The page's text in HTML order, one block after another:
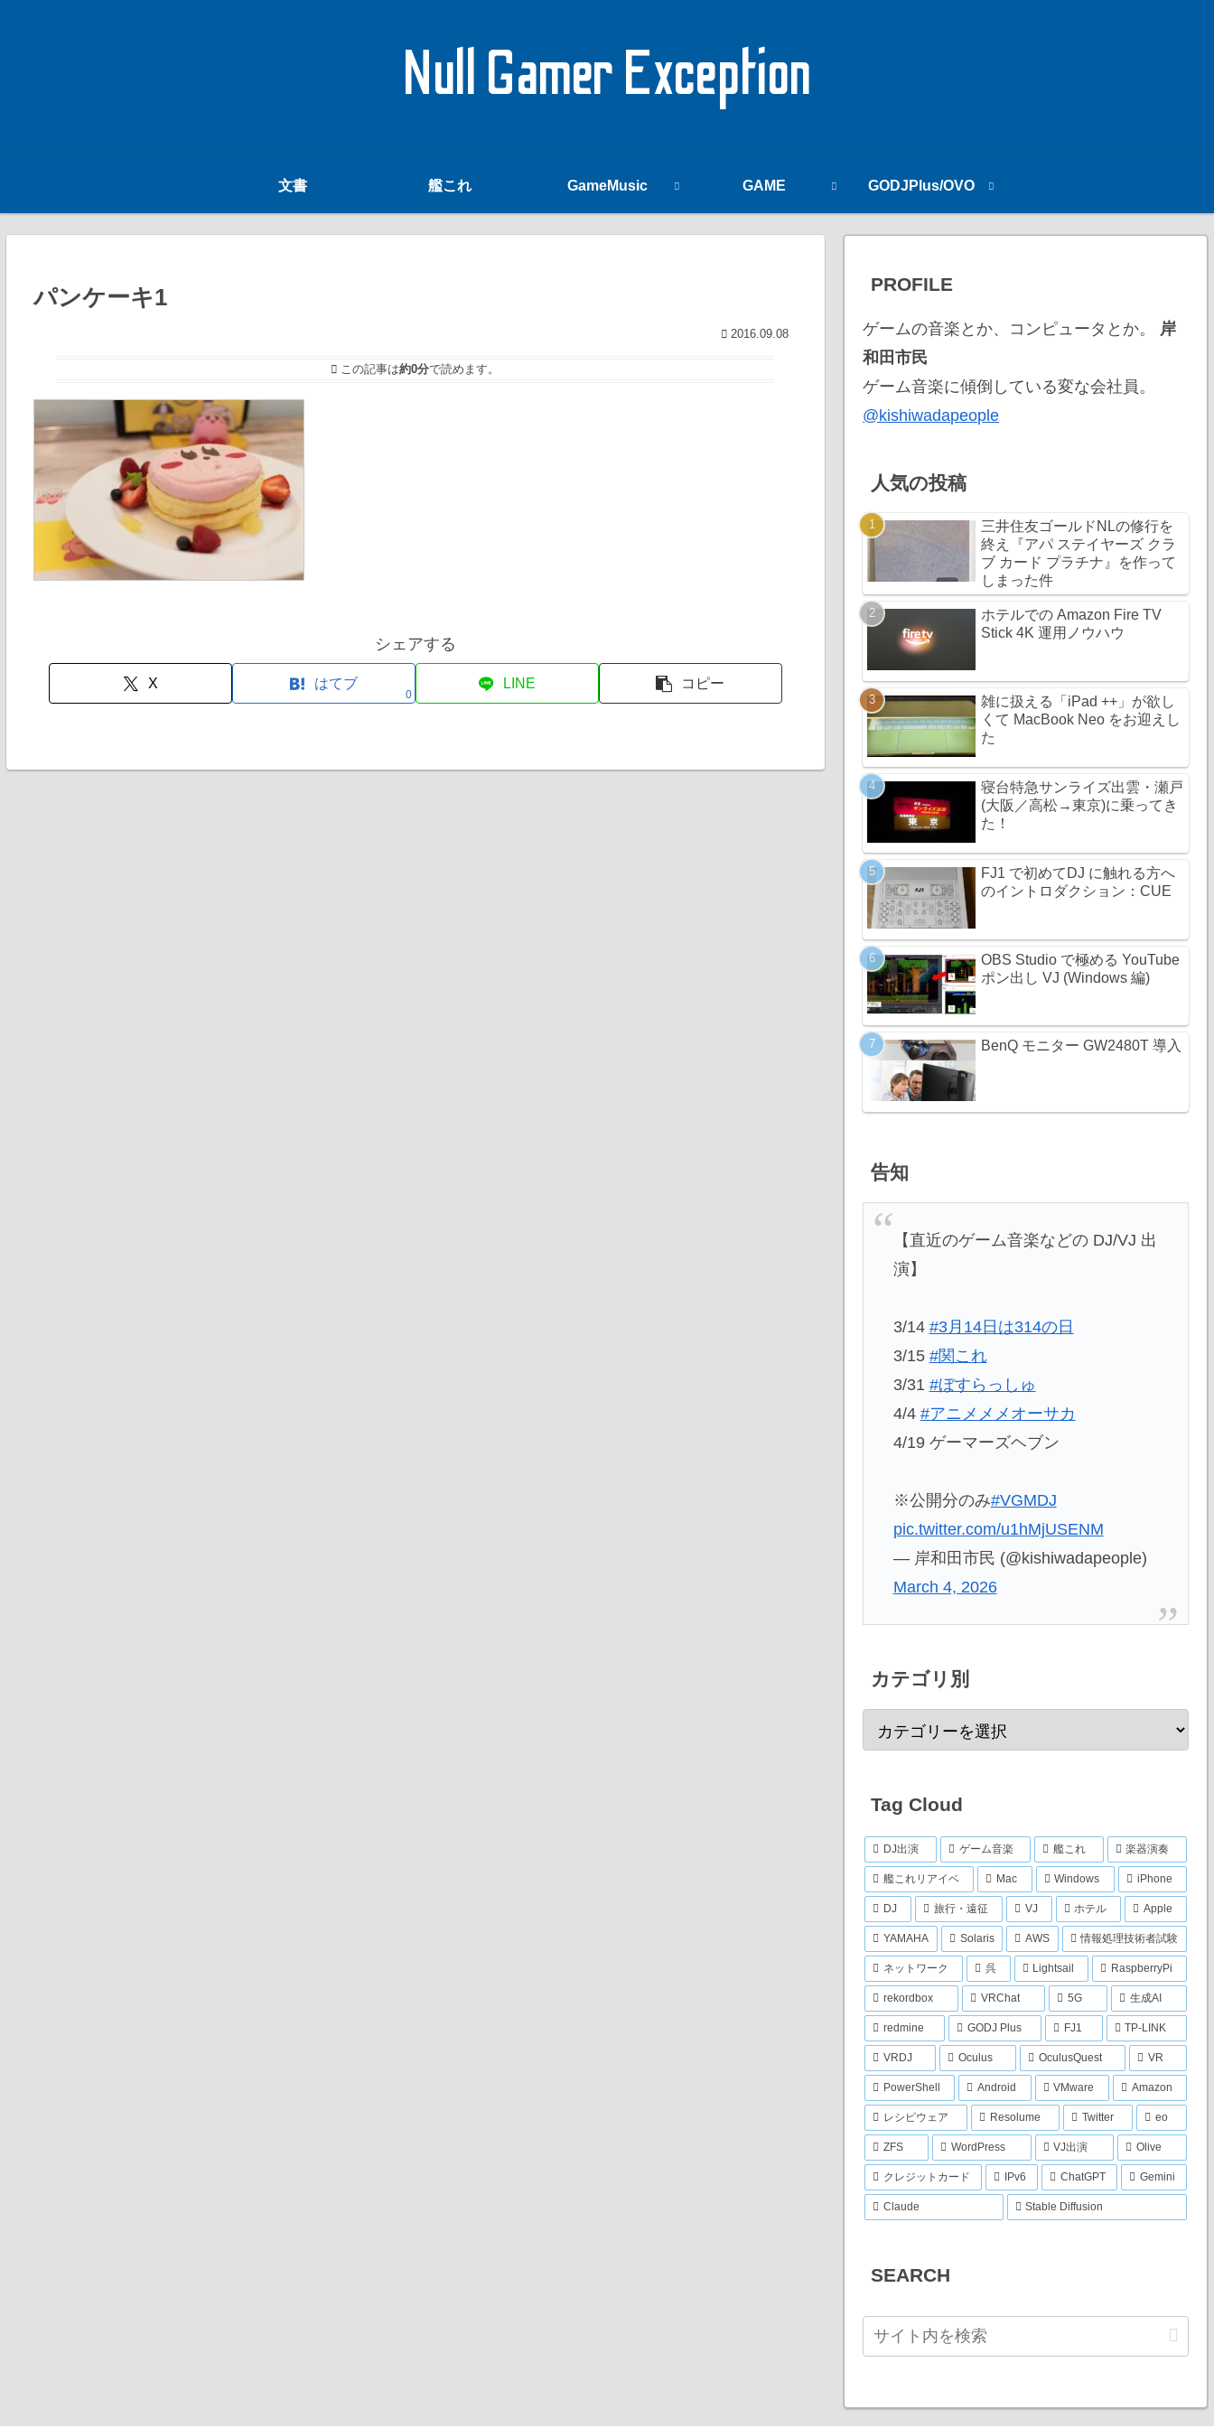
Null Gamer Exception
文書 艦これ GameMusic GAME GODJPlus/OVO
パンケーキ1
2016.09.08
この記事は約0分で読めます。
シェアする
X はてブ
0
LINE コピー
PROFILE
ゲームの音楽とか、コンピュータとか。 岸
和田市民
ゲーム音楽に傾倒している変な会社員。
@kishiwadapeople
人気の投稿
三井住友ゴールドNLの修行を
終え『アパ ステイヤーズ クラ
ブ カード プラチナ』を作って
しまった件
ホテルでの Amazon Fire TV
Stick 4K 運用ノウハウ
雑に扱える「iPad ++」が欲し
くて MacBook Neo をお迎えし
た
寝台特急サンライズ出雲・瀬戸
(大阪／高松→東京)に乗ってき
た！
FJ1 で初めてDJ に触れる方へ
のイントロダクション：CUE
OBS Studio で極める YouTube
ポン出し VJ (Windows 編)
BenQ モニター GW2480T 導入
告知
【直近のゲーム音楽などの DJ/VJ 出
演】
3/14 #3月14日は314の日
3/15 #関これ
3/31 #ぼすらっしゅ
4/4 #アニメメメオーサカ
4/19 ゲーマーズヘブン
※公開分のみ#VGMDJ
pic.twitter.com/u1hMjUSENM
— 岸和田市民 (@kishiwadapeople)
March 4, 2026
カテゴリ別
Tag Cloud
DJ出演 ゲーム音楽 艦これ 楽器演奏
艦これリアイベ Mac Windows iPhone
DJ 旅行・遠征 VJ ホテル Apple
YAMAHA Solaris AWS 情報処理技術者試験
ネットワーク 呉 Lightsail RaspberryPi
rekordbox VRChat 5G 生成AI
redmine GODJ Plus FJ1 TP-LINK
VRDJ Oculus OculusQuest VR
PowerShell Android VMware Amazon
レシピウェア Resolume Twitter eo
ZFS WordPress VJ出演 Olive
クレジットカード IPv6 ChatGPT Gemini
Claude Stable Diffusion
SEARCH